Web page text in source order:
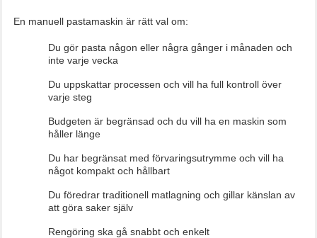
En manuell pastamaskin är rätt val om:
Du gör pasta någon eller några gånger i månaden och
inte varje vecka
Du uppskattar processen och vill ha full kontroll över
varje steg
Budgeten är begränsad och du vill ha en maskin som
håller länge
Du har begränsat med förvaringsutrymme och vill ha
något kompakt och hållbart
Du föredrar traditionell matlagning och gillar känslan av
att göra saker själv
Rengöring ska gå snabbt och enkelt